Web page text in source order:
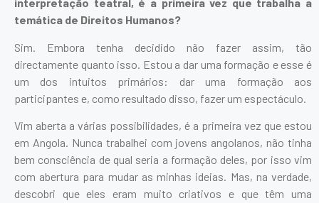
interpretação teatral, é a primeira vez que trabalha a
temática de Direitos Humanos?
Sim. Embora tenha decidido não fazer assim, tão
directamente quanto isso. Estou a dar uma formação e esse é
um dos intuitos primários: dar uma formação aos
participantes e, como resultado disso, fazer um espectáculo.
Vim aberta a várias possibilidades, é a primeira vez que estou
em Angola. Nunca trabalhei com jovens angolanos, não tinha
bem consciência de qual seria a formação deles, por isso vim
com abertura para mudar as minhas ideias. Mas, na verdade,
descobri que eles eram muito criativos e que têm uma